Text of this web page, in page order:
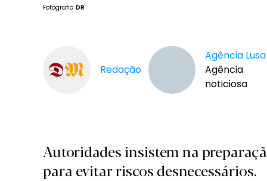
Fotografia DR
Redação
Agência Lusa
Agência
noticiosa
Autoridades insistem na
para evitar riscos desnecessários.